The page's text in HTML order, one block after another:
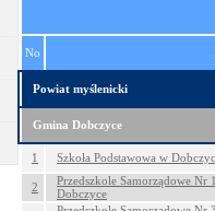
No
Powiat myślenicki
Gmina Dobczyce
1 Szkoła Podstawowa w
2
Przedszkole Samorządowe Nr
Dobczyce